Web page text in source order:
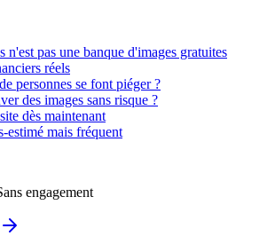
n'est pas une banque d'images gratuites
réels
personnes se font piéger ?
des images sans risque ?
dès maintenant
estimé mais fréquent
engagement